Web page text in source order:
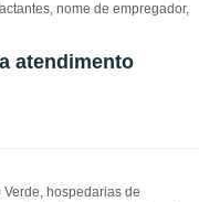
lactantes, nome de empregador,
atendimento
Verde, hospedarias de